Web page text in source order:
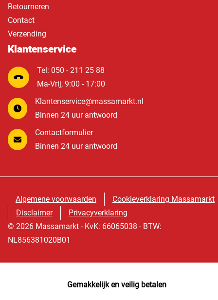
Retourneren
Contact
Verzending
Klantenservice
Tel: 050 - 211 25 88
Ma-Vrij, 9:00 - 17:00
Klantenservice@massamarkt.nl
Binnen 24 uur antwoord
Contactformulier
Binnen 24 uur antwoord
Algemene voorwaarden
Cookieverklaring Massamarkt
Disclaimer
Privacyverklaring
© 2026 Massamarkt - KvK: 66065038 - BTW:
NL856381020B01
Gemakkelijk en veilig betalen